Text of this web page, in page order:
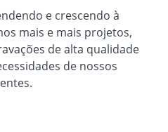
e crescendo à
mais e mais projetos,
de alta qualidade
de nossos